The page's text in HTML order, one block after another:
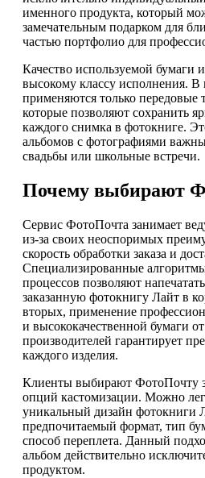
именного продукта, который
замечательным подарком для
частью портфолио для
Качество используемой бумаги
высокому классу исполнения. В
применяются только передовые
которые позволяют сохранить
каждого снимка в фотокниге.
альбомов с фотографиями
свадьбы или школьные встречи.
Почему выбирают
Сервис ФотоПочта занимает
из-за своих неоспоримых
скорость обработки заказа и
Специализированные
процессов позволяют
заказанную фотокнигу Лайт в
вторых, применение
и высококачественной бумаги
производителей гарантирует
каждого изделия.
Клиенты выбирают ФотоПочту
опций кастомизации. Можно
уникальный дизайн фотокниги
предпочитаемый формат, тип
способ переплета. Данный
альбом действительно
продуктом.